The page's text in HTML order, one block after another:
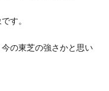
す。
の東芝の強さかと思い